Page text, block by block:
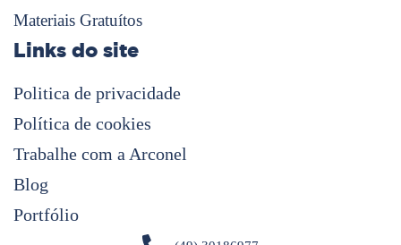
Materiais Gratuítos
Links do site
Politica de privacidade
Política de cookies
Trabalhe com a Arconel
Blog
Portfólio